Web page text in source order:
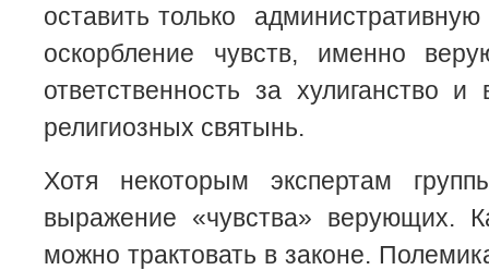
оставить только административную
оскорбление чувств, именно
ответственность за хулиганство
религиозных святынь.
Хотя некоторым экспертам
выражение «чувства» верующих.
можно трактовать в законе.